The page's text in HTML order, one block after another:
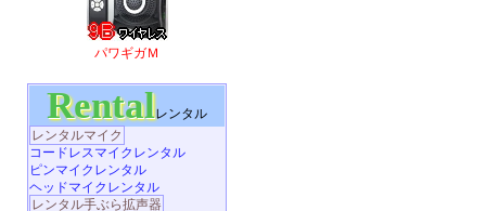
パワギガＭ
Rentalレンタル
レンタルマイク
コードレスマイクレンタル
ピンマイクレンタル
ヘッドマイクレンタル
レンタル手ぶら拡声器